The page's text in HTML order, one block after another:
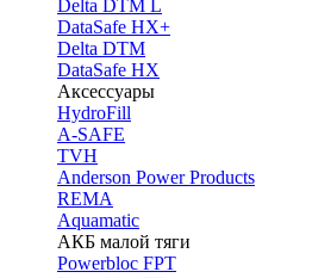
Delta DTM L
DataSafe HX+
Delta DTM
DataSafe HX
Аксессуары
HydroFill
A-SAFE
TVH
Anderson Power Products
REMA
Aquamatic
АКБ малой тяги
Powerbloc FPT